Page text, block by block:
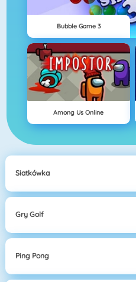
Bubble Game 3
Among Us Online
Siatkówka
Gry Golf
Ping Pong